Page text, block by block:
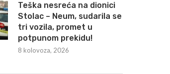
Teška nesreća na dionici
Stolac – Neum, sudarila se
tri vozila, promet u
potpunom prekidu!
8 kolovoza, 2026